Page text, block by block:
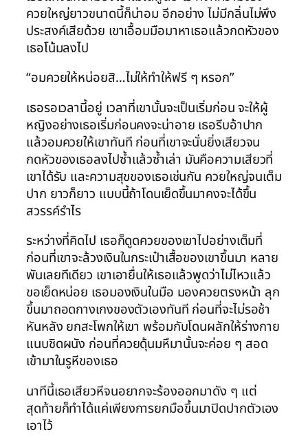
ควยใหญ่ยาวขนาดนี้ก็น่าอม อีกอย่าง ไม่มีกลิ่นไม่พึง
ประสงค์เสียด้วย เขาเอื้อมมือมาหาเธอแล้วกดหัวของ
เธอโน้มลงไป
“อมควยให้หน่อยสิ…ไม่ให้ทำให้ฟรี ๆ หรอก”
เธอรอเวลานี้อยู่ เวลาที่เขานั้นจะเป็นเริ่มก่อน จะให้ผู้
หญิงอย่างเธอเริ่มก่อนคงจะน่าอาย เธอรีบอ้าปาก
แล้วอมควยให้เขาทันที ก่อนที่เขาจะนั่นยิ่งเสียวจน
กดหัวของเธอลงไปซ้ำแล้วซ้ำเล่า มันคือความเสียวที่
เขาได้รับ และความสุขของเธอเช่นกัน ควยใหญ่จนเต็ม
ปาก ยาวก็ยาว แบบนี้ถ้าโดนเย็ดขึ้นมาคงจะได้ขึ้น
สวรรค์รำไร
ระหว่างที่คิดไป เธอก็ดูดควยของเขาไปอย่างเต็มที่
ก่อนที่เขาจะล้วงเงินในกระเป๋าเสื้อของเขาขึ้นมา หลาย
พันเลยทีเดียว เขาเอายื่นให้เธอแล้วพูดว่าไม่ไหวแล้ว
ขอเย็ดหน่อย เธอมองเงินในมือ มองควยตรงหน้า ลุก
ขึ้นมาถอดกางเกงของตัวเองทันที ก่อนที่จะไม่รอช้า
หันหลัง ยกสะโพกให้เขา พร้อมกับโดนผลักให้ร่างกาย
แนบชิดผนัง ก่อนที่ควยดุ้นมหึมานั้นจะค่อย ๆ สอด
เข้ามาในรูหีของเธอ
นาทีนี้เธอเสียวหีจนอยากจะร้องออกมาดัง ๆ แต่
สุดท้ายก็ทำได้แค่เพียงการยกมือขึ้นมาปิดปากตัวเอง
เอาไว้